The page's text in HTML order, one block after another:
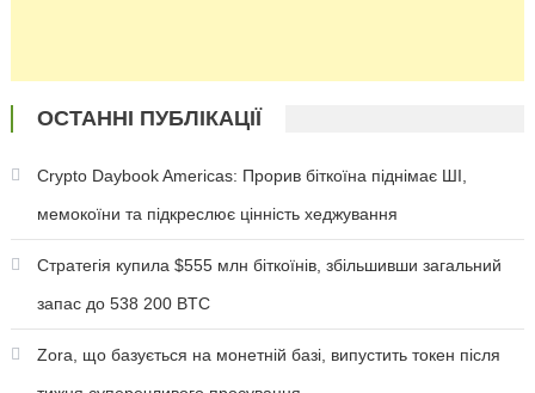
ОСТАННІ ПУБЛІКАЦІЇ
Crypto Daybook Americas: Прорив біткоїна піднімає ШІ,
мемокоїни та підкреслює цінність хеджування
Стратегія купила $555 млн біткоїнів, збільшивши загальний
запас до 538 200 BTC
Zora, що базується на монетній базі, випустить токен після